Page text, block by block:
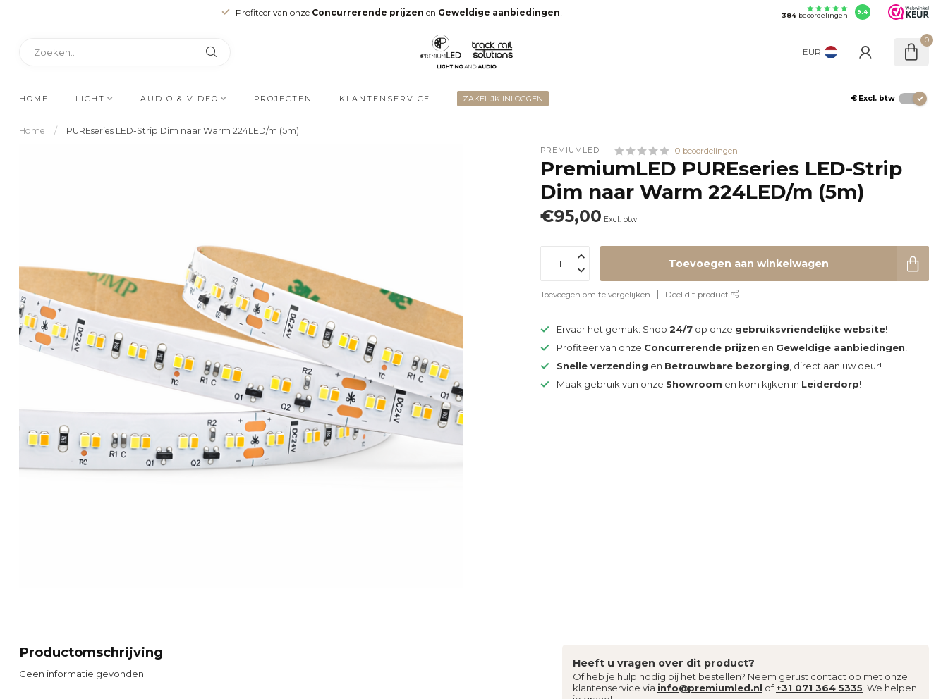
Profiteer van onze Concurrerende prijzen en Geweldige aanbiedingen! 384beoordelingen 9.4
EUR
0
HOME LICHT AUDIO & VIDEO PROJECTEN KLANTENSERVICE ZAKELIJK INLOGGEN € Excl. btw
Home / PUREseries LED-Strip Dim naar Warm 224LED/m (5m)
PREMIUMLED 0 beoordelingen
PremiumLED PUREseries LED-Strip
Dim naar Warm 224LED/m (5m)
€95,00 Excl. btw
Toevoegen aan winkelwagen
Toevoegen om te vergelijken Deel dit product
Ervaar het gemak: Shop24/7 op onze gebruiksvriendelijke website!
Profiteer van onze Concurrerende prijzen en Geweldige aanbiedingen!
Snelle verzending en Betrouwbare bezorging , direct aan uw deur!
Maak gebruik van onze Showroom en kom kijken in Leiderdorp!
Productomschrijving
Geen informatie gevonden
Heeft u vragen over dit product?
Of heb je hulp nodig bij het bestellen? Neem gerust contact op met onze
klantenservice via info@premiumled.nl of+31 071 364 5335 . We helpen